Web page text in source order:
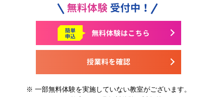
無料体験 受付中！
授業料を確認
簡単
申込 無料体験はこちら
※ 一部無料体験を実施していない教室がございます。